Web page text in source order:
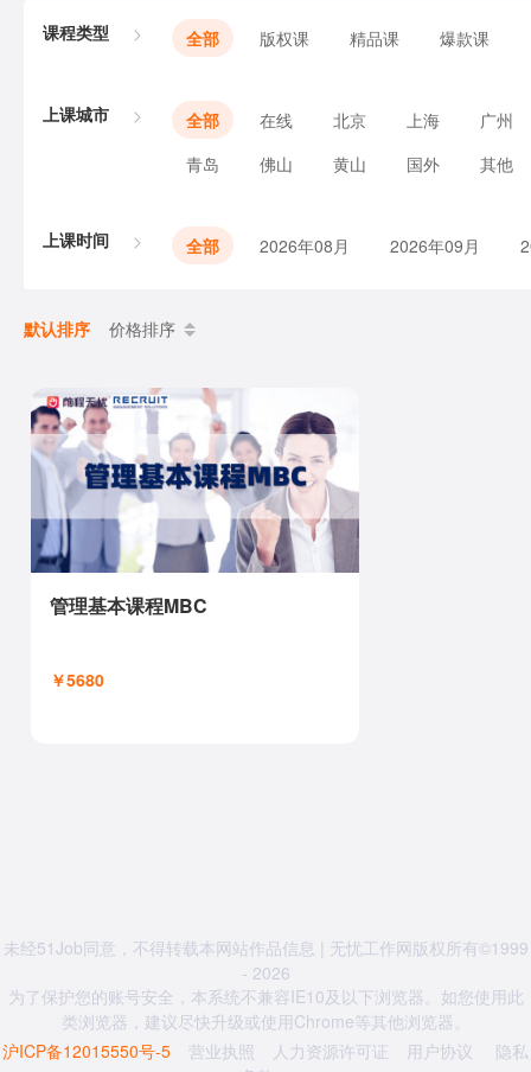
课程类型 全部 版权课 精品课 爆款课
上课城市 全部 在线 北京 上海
广州
青岛
佛山 黄山 国外 其他
上课时间 全部 2026年08月 2026年09月
默认排序 价格排序
管理基本课程MBC
￥5680
未经51Job同意，不得转载本网站作品信息 | 无忧工作网版权所有©1999
- 2026
为了保护您的账号安全，本系统不兼容IE10及以下浏览器。如您使用此
类浏览器，建议尽快升级或使用Chrome等其他浏览器。
沪ICP备12015550号-5
营业执照 人力资源许可证 用户协议
隐私